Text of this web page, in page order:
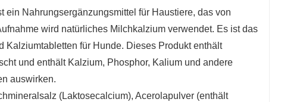
Nahrungsergänzungsmittel für Haustiere, das von
wird natürliches Milchkalzium verwendet. Es ist das
Kalziumtabletten für Hunde. Dieses Produkt enthält
und enthält Kalzium, Phosphor, Kalium und andere
auswirken.
(Laktosecalcium), Acerolapulver (enthält